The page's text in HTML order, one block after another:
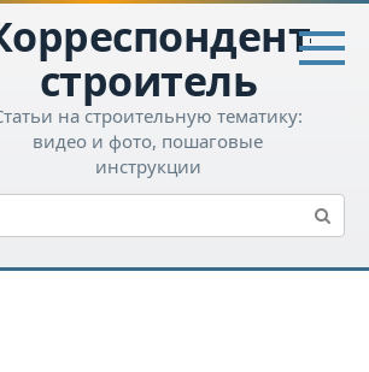
строитель
на строительную тематику:
видео и фото, пошаговые
инструкции